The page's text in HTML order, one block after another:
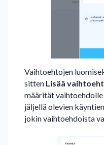
Vaihtoehtojen
sitten Lisää
määrität vaihtoehdolle
jäljellä olevien
jokin vaihtoehdoista